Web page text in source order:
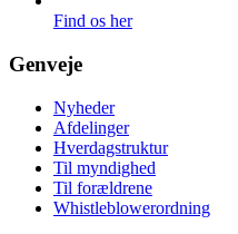
Find os her
Genveje
Nyheder
Afdelinger
Hverdagstruktur
Til myndighed
Til forældrene
Whistleblowerordning